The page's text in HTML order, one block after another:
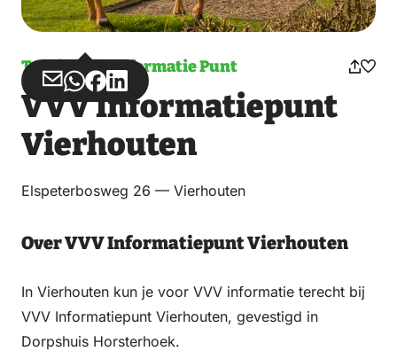
Toeristisch Informatie Punt
Deel
via
Email
Deel
via
WhatsApp
Deel
op
Facebook
Deel
op
LinkedIn
VVV Informatiepunt
Vierhouten
Elspeterbosweg 26 — Vierhouten
Over VVV Informatiepunt Vierhouten
In Vierhouten kun je voor VVV informatie terecht bij
VVV Informatiepunt Vierhouten, gevestigd in
Dorpshuis Horsterhoek.